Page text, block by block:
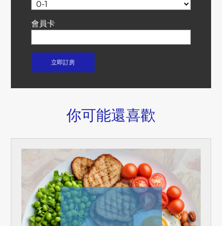
會員卡
你可能還喜歡